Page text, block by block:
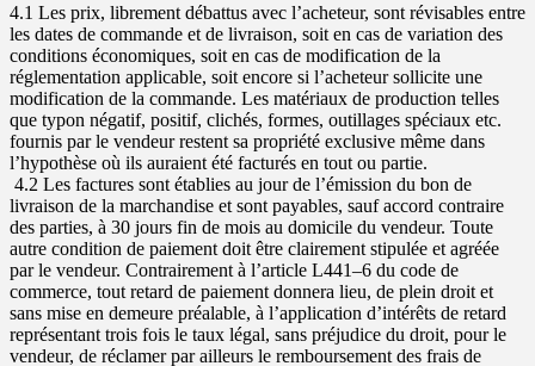
4.1 Les prix, librement débattus avec l’acheteur, sont révisables entre
les dates de commande et de livraison, soit en cas de variation des
conditions économiques, soit en cas de modification de la
réglementation applicable, soit encore si l’acheteur sollicite une
modification de la commande. Les matériaux de production telles
que typon négatif, positif, clichés, formes, outillages spéciaux etc.
fournis par le vendeur restent sa propriété exclusive même dans
l’hypothèse où ils auraient été facturés en tout ou partie.
4.2 Les factures sont établies au jour de l’émission du bon de
livraison de la marchandise et sont payables, sauf accord contraire
des parties, à 30 jours fin de mois au domicile du vendeur. Toute
autre condition de paiement doit être clairement stipulée et agréée
par le vendeur. Contrairement à l’article L441–6 du code de
commerce, tout retard de paiement donnera lieu, de plein droit et
sans mise en demeure préalable, à l’application d’intérêts de retard
représentant trois fois le taux légal, sans préjudice du droit, pour le
vendeur, de réclamer par ailleurs le remboursement des frais de